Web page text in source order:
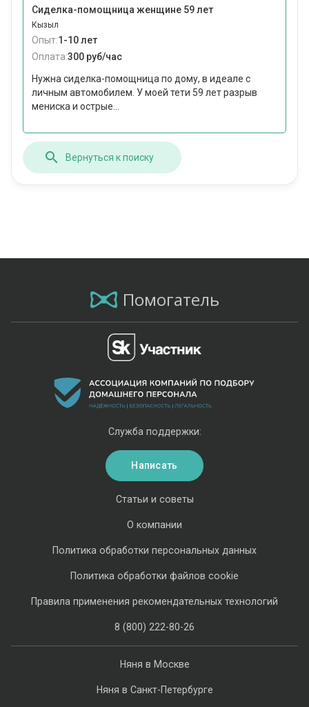
Сиделка-помощница женщине 59 лет
Кызыл
Опыт:1-10 лет
Оплата:300 руб/час
Нужна сиделка-помощница по дому, в идеале с
личным автомобилем. У моей тети 59 лет разрыв
мениска и острые...
Вернуться к поиску
Помогатель
Няня в Москве
Няня в Санкт-Петербурге
Статьи и советы
О компании
Политика обработки персональных данных
Политика обработки файлов cookie
Правила применения рекомендательных технологий
8 (800) 222-80-26
Служба поддержки:
Написать